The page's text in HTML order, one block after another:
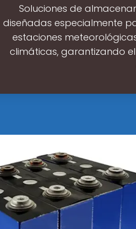
Soluciones de
diseñadas especialmente
estaciones
climáticas, garantizando